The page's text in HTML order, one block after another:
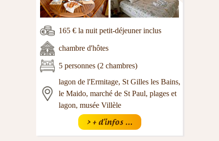
165 € la nuit petit-déjeuner inclus
chambre d'hôtes
5 personnes (2 chambres)
lagon de l'Ermitage, St Gilles les Bains,
le Maido, marché de St Paul, plages et
lagon, musée Villèle
> + d'infos ...